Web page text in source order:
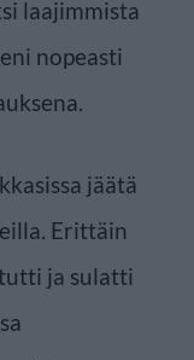
laajimmista
nopeasti
jäätä
Erittäin
ja sulatti